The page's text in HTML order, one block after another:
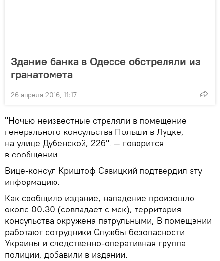
Здание банка в Одессе обстреляли из
гранатомета
26 апреля 2016, 11:17
"Ночью неизвестные стреляли в помещение
генерального консульства Польши в Луцке,
на улице Дубенской, 22б", — говорится
в сообщении.
Вице-консул Криштоф Савицкий подтвердил эту
информацию.
Как сообщило издание, нападение произошло
около 00.30 (совпадает с мск), территория
консульства окружена патрульными, В помещении
работают сотрудники Службы безопасности
Украины и следственно-оперативная группа
полиции, добавили в издании.